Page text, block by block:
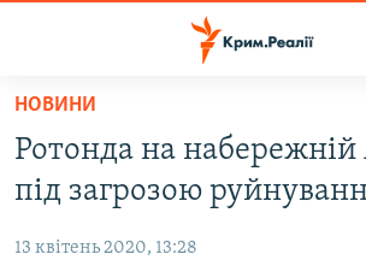
Перейти
основного
матеріалу
до
ВОДА.КРИМ
ВІДЕО ТА ФОТО
НОВИНИ
Ротонда на
під загрозою
13 квітень 2020, 13:28